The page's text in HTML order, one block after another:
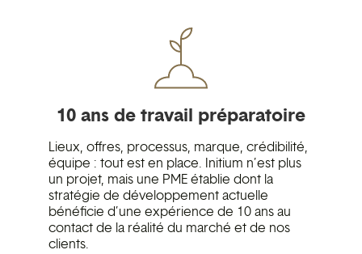
10 ans de travail préparatoire
Lieux, offres, processus, marque, crédibilité,
équipe : tout est en place. Initium n’est plus
un projet, mais une PME établie dont la
stratégie de développement actuelle
bénéficie d’une expérience de 10 ans au
contact de la réalité du marché et de nos
clients.